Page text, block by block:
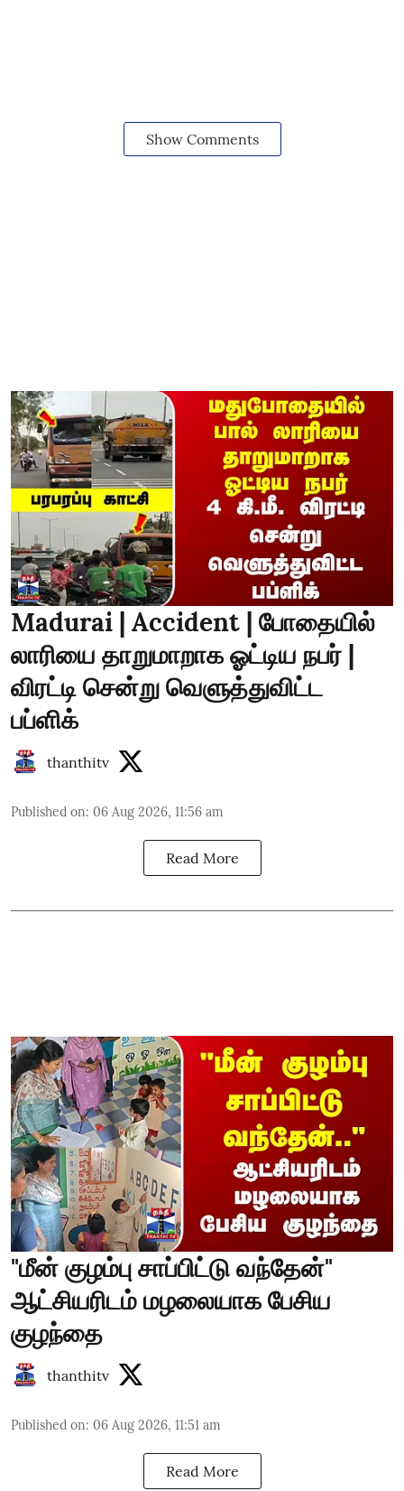
Show Comments
Madurai | Accident | போதையில்
லாரியை தாறுமாறாக ஓட்டிய நபர் |
விரட்டி சென்று வெளுத்துவிட்ட
பப்ளிக்
thanthitv
Published on: 06 Aug 2026, 11:56 am
Read More
"மீன் குழம்பு சாப்பிட்டு வந்தேன்"
ஆட்சியரிடம் மழலையாக பேசிய
குழந்தை
thanthitv
Published on: 06 Aug 2026, 11:51 am
Read More